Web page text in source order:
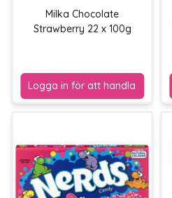
Milka Chocolate
Strawberry 22 x 100g